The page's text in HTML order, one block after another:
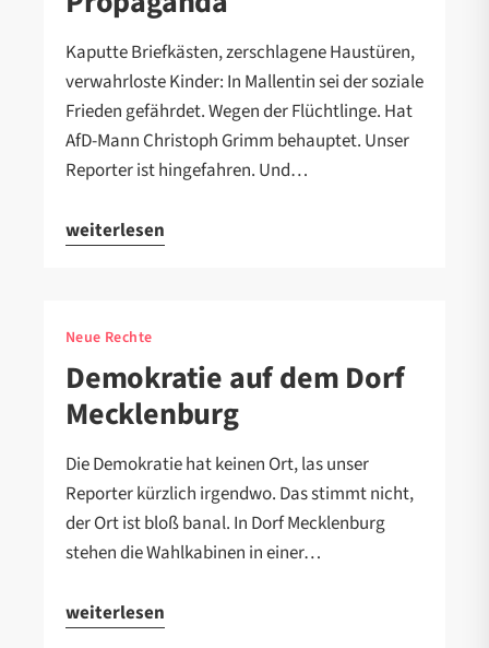
Kaputte Briefkästen, zerschlagene Haustüren,
verwahrloste Kinder: In Mallentin sei der soziale
Frieden gefährdet. Wegen der Flüchtlinge. Hat
AfD-Mann Christoph Grimm behauptet. Unser
Reporter ist hingefahren. Und…
weiterlesen
Neue Rechte
Demokratie auf dem Dorf
Mecklenburg
Die Demokratie hat keinen Ort, las unser
Reporter kürzlich irgendwo. Das stimmt nicht,
der Ort ist bloß banal. In Dorf Mecklenburg
stehen die Wahlkabinen in einer…
weiterlesen